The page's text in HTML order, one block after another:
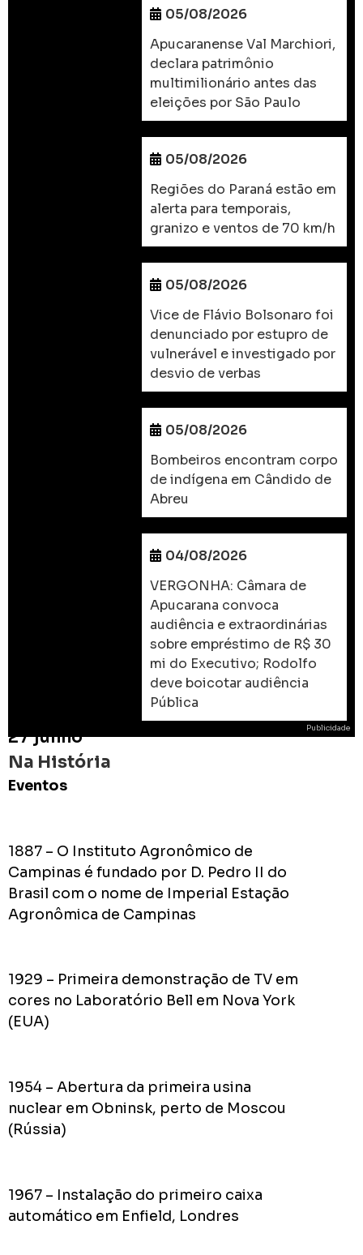
05/08/2026
Apucaranense Val Marchiori,
declara patrimônio
multimilionário antes das
eleições por São Paulo
05/08/2026
Regiões do Paraná estão em
alerta para temporais,
granizo e ventos de 70 km/h
05/08/2026
Vice de Flávio Bolsonaro foi
denunciado por estupro de
vulnerável e investigado por
desvio de verbas
05/08/2026
Bombeiros encontram corpo
de indígena em Cândido de
Abreu
04/08/2026
VERGONHA: Câmara de
Apucarana convoca
audiência e extraordinárias
sobre empréstimo de R$ 30
mi do Executivo; Rodolfo
deve boicotar audiência
Pública
27 junho
Na História
Eventos
1887 – O Instituto Agronômico de
Campinas é fundado por D. Pedro II do
Brasil com o nome de Imperial Estação
Agronômica de Campinas
1929 – Primeira demonstração de TV em
cores no Laboratório Bell em Nova York
(EUA)
1954 – Abertura da primeira usina
nuclear em Obninsk, perto de Moscou
(Rússia)
1967 – Instalação do primeiro caixa
automático em Enfield, Londres
Publicidade